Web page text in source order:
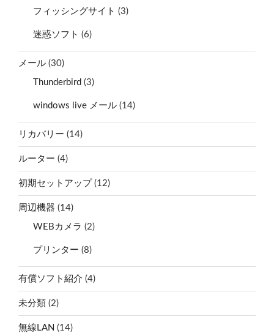
フィッシングサイト (3)
迷惑ソフト (6)
メール (30)
Thunderbird (3)
windows live メール (14)
リカバリー (14)
ルーター (4)
初期セットアップ(12)
周辺機器 (14)
WEBカメラ (2)
プリンター (8)
有償ソフト紹介 (4)
未分類 (2)
無線LAN (14)